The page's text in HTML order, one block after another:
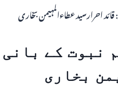
احرارسید عطاءالمہیمن بخاری
نبوت کے
بخاری